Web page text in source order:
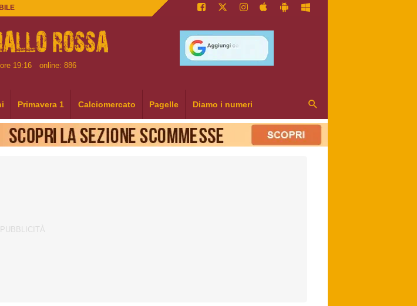
19:16 online: 886
Primavera 1 Calciomercato Pagelle Diamo i numeri